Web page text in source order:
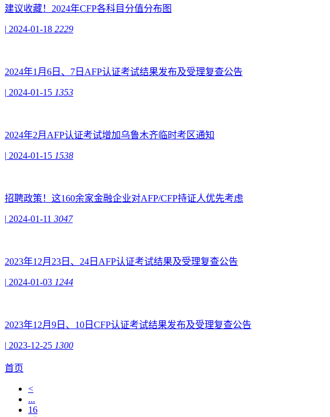
建议收藏！2024年CFP各科目分值分布图
| 2024-01-18 2229
2024年1月6日、7日AFP认证考试结果发布及受理复查公告
| 2024-01-15 1353
2024年2月AFP认证考试增加乌鲁木齐临时考区通知
| 2024-01-15 1538
招聘政策！这160余家金融企业对AFP/CFP持证人优先考虑
| 2024-01-11 3047
2023年12月23日、24日AFP认证考试结果及受理复查公告
| 2024-01-03 1244
2023年12月9日、10日CFP认证考试结果发布及受理复查公告
| 2023-12-25 1300
首页
<
...
16